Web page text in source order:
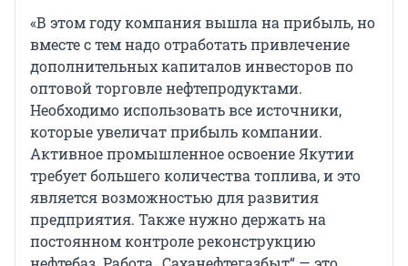
«В этом году компания вышла на прибыль, но
вместе с тем надо отработать привлечение
дополнительных капиталов инвесторов по
оптовой торговле нефтепродуктами.
Необходимо использовать все источники,
которые увеличат прибыль компании.
Активное промышленное освоение Якутии
требует большего количества топлива, и это
является возможностью для развития
предприятия. Также нужно держать на
постоянном контроле реконструкцию